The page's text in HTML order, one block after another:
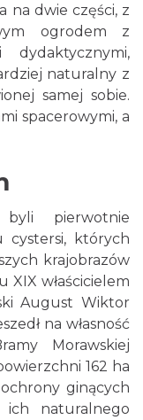
na dwie części, z
ogrodem z
naturalny z
samej sobie.
spacerowymi, a
byli pierwotnie
cystersi, których
krajobrazów
XIX właścicielem
August Wiktor
na własność
Morawskiej
162 ha
ginących
naturalnego